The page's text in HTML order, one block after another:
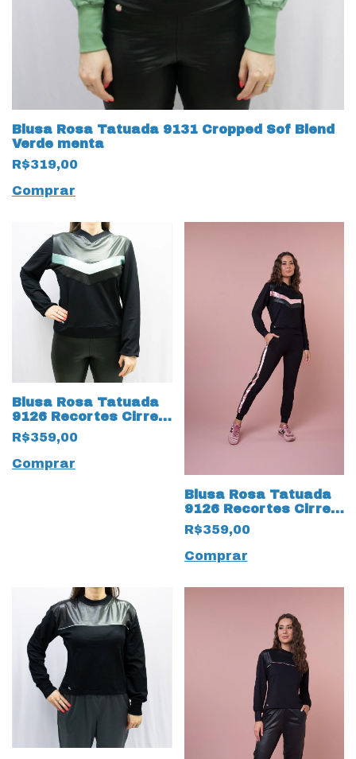
Blusa Rosa Tatuada 9131 Cropped Sof Blend
Verde menta
R$319,00
Comprar
Blusa Rosa Tatuada
9126 Recortes Cirre
Preto/Verde
R$359,00
Comprar
Blusa Rosa Tatuada
9126 Recortes Cirre
Preto/Rosa
R$359,00
Comprar